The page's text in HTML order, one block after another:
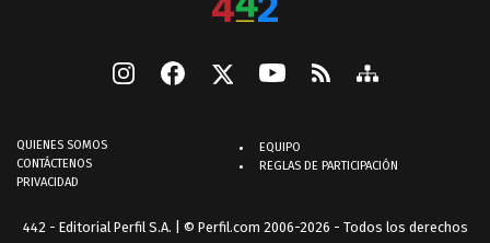
QUIENES SOMOS
CONTÁCTENOS
PRIVACIDAD
EQUIPO
REGLAS DE PARTICIPACIÓN
442 - Editorial Perfil S.A. | © Perfil.com 2006-2026 - Todos los derechos